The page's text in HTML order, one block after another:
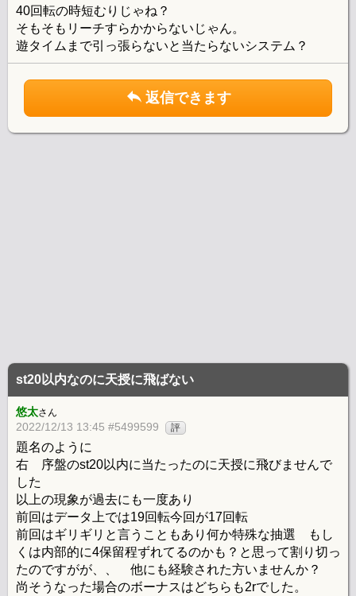
40回転の時短むりじゃね？
そもそもリーチすらかからないじゃん。
遊タイムまで引っ張らないと当たらないシステム？
返信できます
st20以内なのに天授に飛ばない
悠太さん
2022/12/13 13:45 #5499599 評
題名のように
右 序盤のst20以内に当たったのに天授に飛びませんで
した
以上の現象が過去にも一度あり
前回はデータ上では19回転今回が17回転
前回はギリギリと言うこともあり何か特殊な抽選 もし
くは内部的に4保留程ずれてるのかも？と思って割り切っ
たのですがが、、 他にも経験された方いませんか？
尚そうなった場合のボーナスはどちらも2rでした。